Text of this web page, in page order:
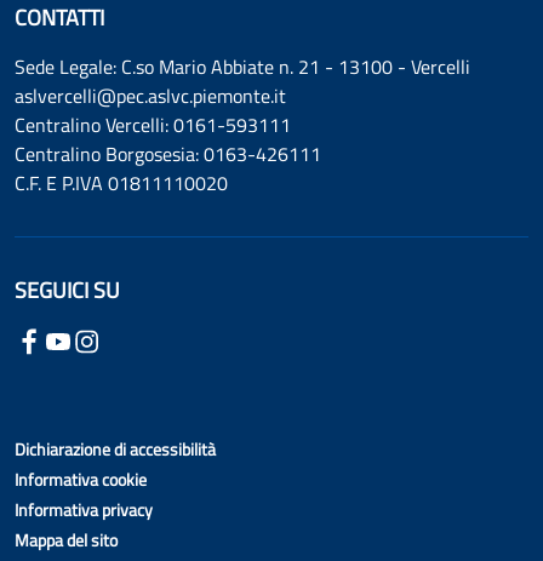
CONTATTI
Sede Legale: C.so Mario Abbiate n. 21 - 13100 - Vercelli
aslvercelli@pec.aslvc.piemonte.it
Centralino Vercelli: 0161-593111
Centralino Borgosesia: 0163-426111
C.F. E P.IVA 01811110020
SEGUICI SU
Dichiarazione di accessibilità
Informativa cookie
Informativa privacy
Mappa del sito